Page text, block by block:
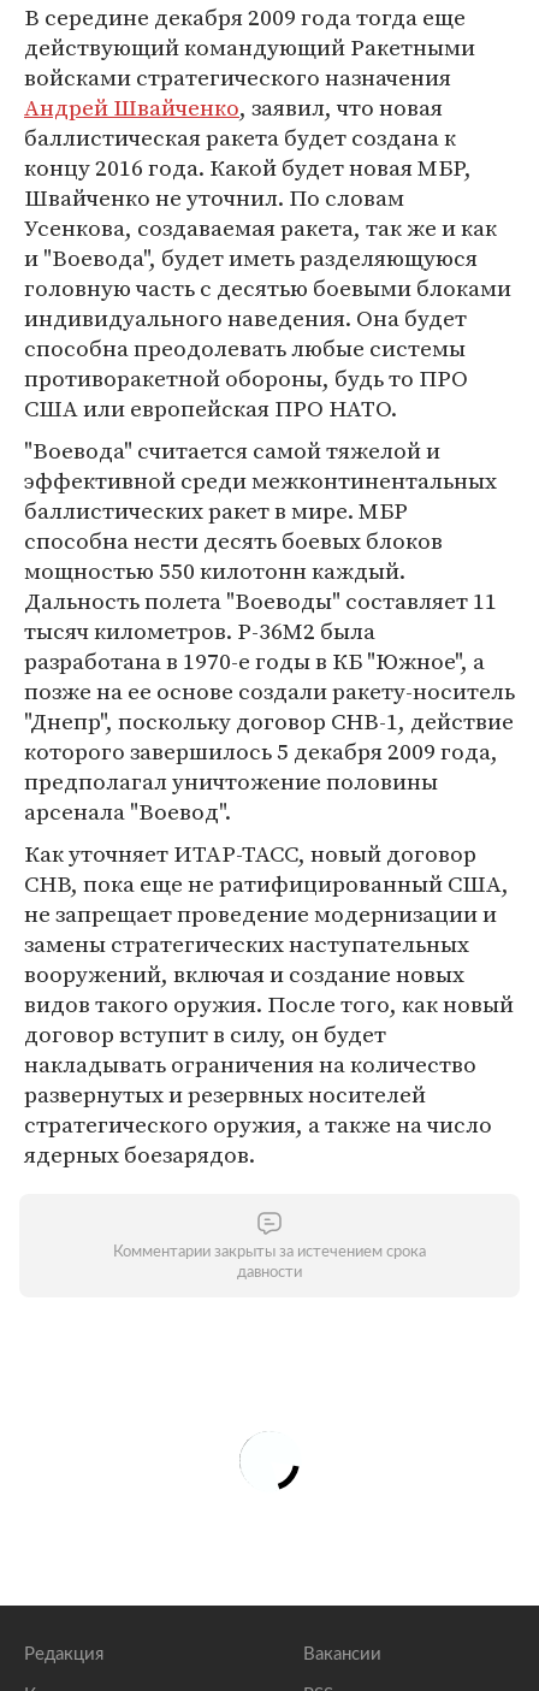
В середине декабря 2009 года тогда еще
действующий командующий Ракетными
войсками стратегического назначения
Андрей Швайченко, заявил, что новая
баллистическая ракета будет создана к
концу 2016 года. Какой будет новая МБР,
Швайченко не уточнил. По словам
Усенкова, создаваемая ракета, так же и как
и "Воевода", будет иметь разделяющуюся
головную часть с десятью боевыми блоками
индивидуального наведения. Она будет
способна преодолевать любые системы
противоракетной обороны, будь то ПРО
США или европейская ПРО НАТО.
"Воевода" считается самой тяжелой и
эффективной среди межконтинентальных
баллистических ракет в мире. МБР
способна нести десять боевых блоков
мощностью 550 килотонн каждый.
Дальность полета "Воеводы" составляет 11
тысяч километров. Р-36М2 была
разработана в 1970-е годы в КБ "Южное", а
позже на ее основе создали ракету-носитель
"Днепр", поскольку договор СНВ-1, действие
которого завершилось 5 декабря 2009 года,
предполагал уничтожение половины
арсенала "Воевод".
Как уточняет ИТАР-ТАСС, новый договор
СНВ, пока еще не ратифицированный США,
не запрещает проведение модернизации и
замены стратегических наступательных
вооружений, включая и создание новых
видов такого оружия. После того, как новый
договор вступит в силу, он будет
накладывать ограничения на количество
развернутых и резервных носителей
стратегического оружия, а также на число
ядерных боезарядов.
Комментарии закрыты за истечением срока
давности
Редакция Вакансии